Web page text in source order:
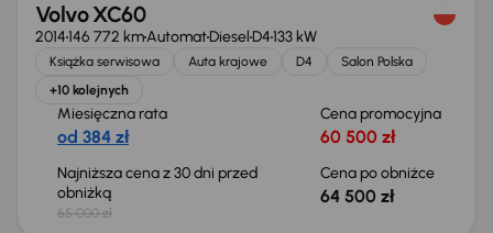
Volvo XC60
2014146 772 kmAutomatDiesel D4133 kW
Książka serwisowa Auta krajowe D4
Salon Polska
+10 kolejnych
Miesięczna rata
od 384 zł
Cena promocyjna
60 500 zł
Najniższa cena z 30 dni przed
obniżką
65 000 zł
Cena po obniżce
64 500 zł
Taniej o 1 500 zł